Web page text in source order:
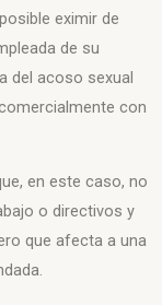
eximir de
de su
del acoso sexual
con
en este caso, no
o directivos y
que afecta a una